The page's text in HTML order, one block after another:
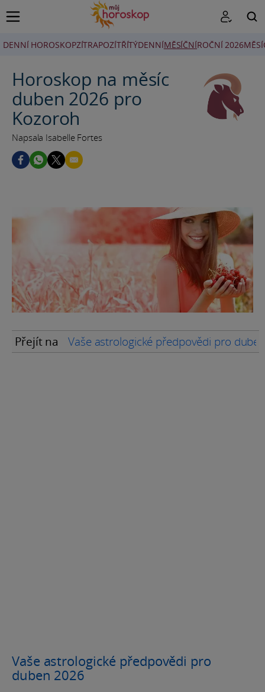
DENNÍ HOROSKOPZÍTRAPOZÍTŘÍTÝDENNÍMĚSÍČNÍROČNÍ 2026
Horoskop na měsíc
duben 2026 pro
Kozoroh
Napsala Isabelle Fortes
Přejít na Vaše astrologické předpovědi pro
Vaše astrologické předpovědi pro
duben 2026